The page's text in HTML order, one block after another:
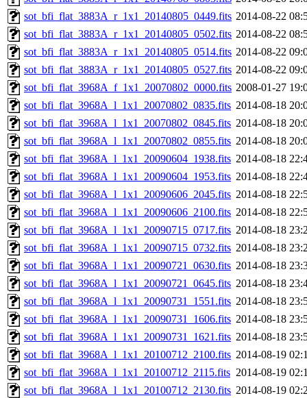
sot_bfi_flat_3883A_r_1x1_20140805_0449.fits 2014-08-22
sot_bfi_flat_3883A_r_1x1_20140805_0502.fits 2014-08-22
sot_bfi_flat_3883A_r_1x1_20140805_0514.fits 2014-08-22
sot_bfi_flat_3883A_r_1x1_20140805_0527.fits 2014-08-22
sot_bfi_flat_3968A_f_1x1_20070802_0000.fits 2008-01-27
sot_bfi_flat_3968A_l_1x1_20070802_0835.fits 2014-08-18
sot_bfi_flat_3968A_l_1x1_20070802_0845.fits 2014-08-18
sot_bfi_flat_3968A_l_1x1_20070802_0855.fits 2014-08-18
sot_bfi_flat_3968A_l_1x1_20090604_1938.fits 2014-08-18
sot_bfi_flat_3968A_l_1x1_20090604_1953.fits 2014-08-18
sot_bfi_flat_3968A_l_1x1_20090606_2045.fits 2014-08-18
sot_bfi_flat_3968A_l_1x1_20090606_2100.fits 2014-08-18
sot_bfi_flat_3968A_l_1x1_20090715_0717.fits 2014-08-18
sot_bfi_flat_3968A_l_1x1_20090715_0732.fits 2014-08-18
sot_bfi_flat_3968A_l_1x1_20090721_0630.fits 2014-08-18
sot_bfi_flat_3968A_l_1x1_20090721_0645.fits 2014-08-18
sot_bfi_flat_3968A_l_1x1_20090731_1551.fits 2014-08-18
sot_bfi_flat_3968A_l_1x1_20090731_1606.fits 2014-08-18
sot_bfi_flat_3968A_l_1x1_20090731_1621.fits 2014-08-18
sot_bfi_flat_3968A_l_1x1_20100712_2100.fits 2014-08-19
sot_bfi_flat_3968A_l_1x1_20100712_2115.fits 2014-08-19
sot_bfi_flat_3968A_l_1x1_20100712_2130.fits 2014-08-19